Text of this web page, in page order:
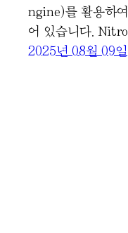
ngine)를 활용하
어 있습니다.
2025년 08월 09일